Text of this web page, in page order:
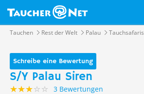
Tauchen Rest der Welt Palau Tauchsafaris
Schreibe eine Bewertung
S/Y Palau Siren
3 Bewertungen